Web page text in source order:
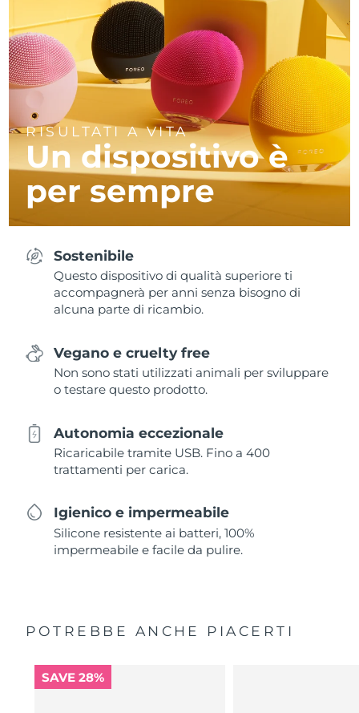
RISULTATI A VITA
Un dispositivo è
per sempre
Sostenibile
Questo dispositivo di qualità superiore ti
accompagnerà per anni senza bisogno di
alcuna parte di ricambio.
Vegano e cruelty free
Non sono stati utilizzati animali per sviluppare
o testare questo prodotto.
Autonomia eccezionale
Ricaricabile tramite USB. Fino a 400
trattamenti per carica.
Igienico e impermeabile
Silicone resistente ai batteri, 100%
impermeabile e facile da pulire.
POTREBBE ANCHE PIACERTI
SAVE 28%